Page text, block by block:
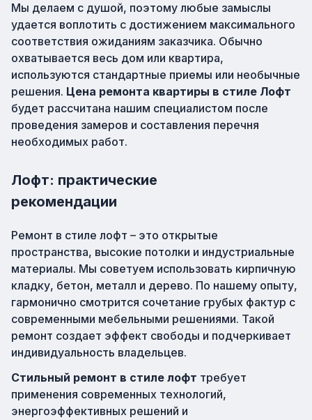
Мы делаем с душой, поэтому любые замыслы
удается воплотить с достижением максимального
соответствия ожиданиям заказчика. Обычно
охватывается весь дом или квартира,
используются стандартные приемы или необычные
решения. Цена ремонта квартиры в стиле Лофт
будет рассчитана нашим специалистом после
проведения замеров и составления перечня
необходимых работ.
Лофт: практические
рекомендации
Ремонт в стиле лофт – это открытые
пространства, высокие потолки и индустриальные
материалы. Мы советуем использовать кирпичную
кладку, бетон, металл и дерево. По нашему опыту,
гармонично смотрится сочетание грубых фактур с
современными мебельными решениями. Такой
ремонт создает эффект свободы и подчеркивает
индивидуальность владельцев.
Стильный ремонт в стиле лофт требует
применения современных технологий,
энергоэффективных решений и